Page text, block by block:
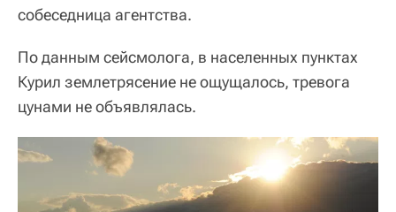
собеседница агентства.
По данным сейсмолога, в населенных пунктах
Курил землетрясение не ощущалось, тревога
цунами не объявлялась.